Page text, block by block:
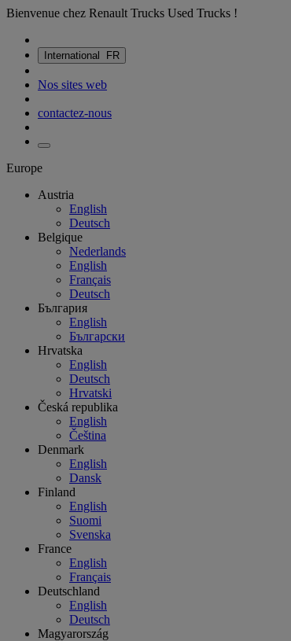
Bienvenue chez Renault Trucks Used Trucks !
International FR
Nos sites web
contactez-nous
Europe
Austria
English
Deutsch
Belgique
Nederlands
English
Français
Deutsch
България
English
Български
Hrvatska
English
Deutsch
Hrvatski
Česká republika
English
Čeština
Denmark
English
Dansk
Finland
English
Suomi
Svenska
France
English
Français
Deutschland
English
Deutsch
Magyarország